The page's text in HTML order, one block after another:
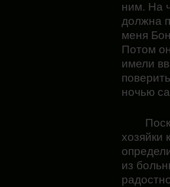
ним. На
должна
меня
Потом
имели
ночью
хозяйки
из